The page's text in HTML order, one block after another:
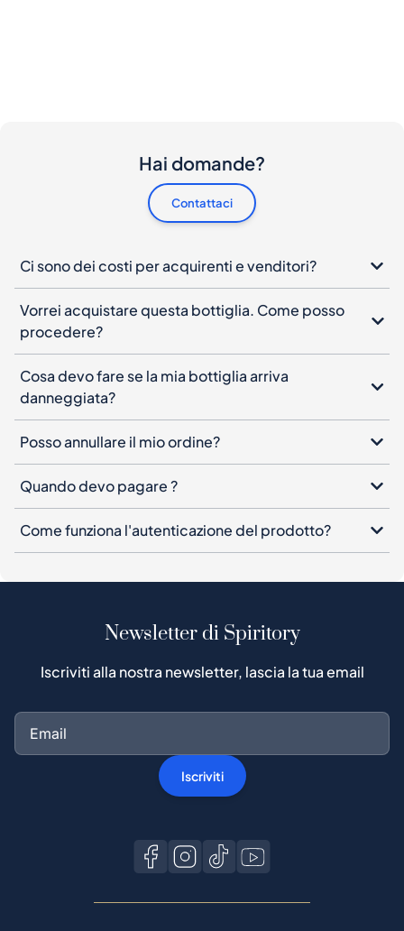
Hai domande?
Contattaci
Ci sono dei costi per acquirenti e venditori?
Vorrei acquistare questa bottiglia. Come posso
procedere?
Cosa devo fare se la mia bottiglia arriva
danneggiata?
Posso annullare il mio ordine?
Quando devo pagare ?
Come funziona l'autenticazione del prodotto?
Newsletter di Spiritory
Iscriviti alla nostra newsletter, lascia la tua email
Iscriviti